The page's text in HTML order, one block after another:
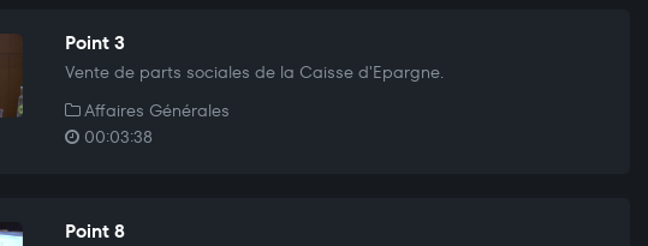
Point 3
Vente de parts sociales de la Caisse d'Epargne.
Affaires Générales
00:03:38
Point 8